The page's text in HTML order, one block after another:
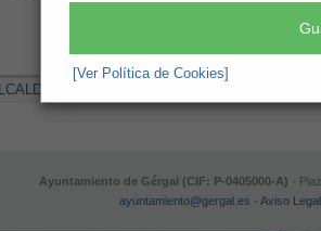
[Ver Política de Cookies]
nº 143 lista provisional admitidos y
Ayuntamiento de Gérgal (CIF: P-0405000-A) -
ayuntamiento@gergal.es - Aviso Legal